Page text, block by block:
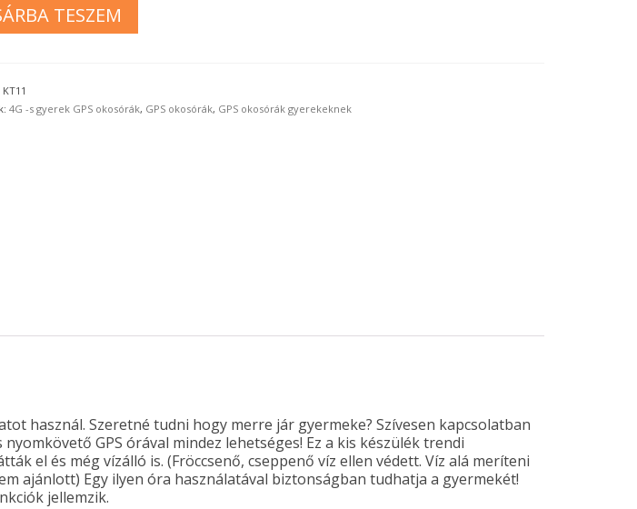
TESZEM
KT11
4G -s gyerek GPS okosórák, GPS okosórák, GPS okosórák gyerekeknek
használ. Szeretné tudni hogy merre jár gyermeke? Szívesen kapcsolatban
GPS órával mindez lehetséges! Ez a kis készülék trendi
el és még vízálló is. (Fröccsenő, cseppenő víz ellen védett. Víz alá meríteni
ajánlott) Egy ilyen óra használatával biztonságban tudhatja a gyermekét!
jellemzik.